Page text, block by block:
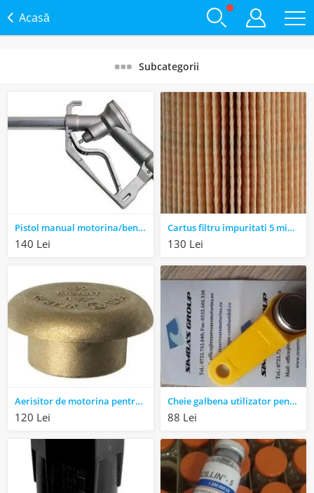
Acasă
Subcategorii
Pistol manual motorina/benzina Piusi
140 Lei
Cartus filtru impuritati 5 micron Piusi
130 Lei
Aerisitor de motorina pentru rezervoare 1 1/2"
120 Lei
Cheie galbena utilizator pentru pompa gestiune
88 Lei